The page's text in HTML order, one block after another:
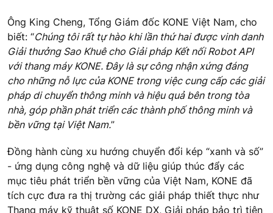
Ông King Cheng, Tổng Giám đốc KONE Việt Nam, cho
biết: “Chúng tôi rất tự hào khi lần thứ hai được vinh danh
Giải thưởng Sao Khuê cho Giải pháp Kết nối Robot API
với thang máy KONE. Đây là sự công nhận xứng đáng
cho những nỗ lực của KONE trong việc cung cấp các giải
pháp di chuyển thông minh và hiệu quả bên trong tòa
nhà, góp phần phát triển các thành phố thông minh và
bền vững tại Việt Nam.”
Đồng hành cùng xu hướng chuyển đổi kép “xanh và số”
- ứng dụng công nghệ và dữ liệu giúp thúc đẩy các
mục tiêu phát triển bền vững của Việt Nam, KONE đã
tích cực đưa ra thị trường các giải pháp thiết thực như
Thang máy kỹ thuật số KONE DX, Giải pháp bảo trì tiên